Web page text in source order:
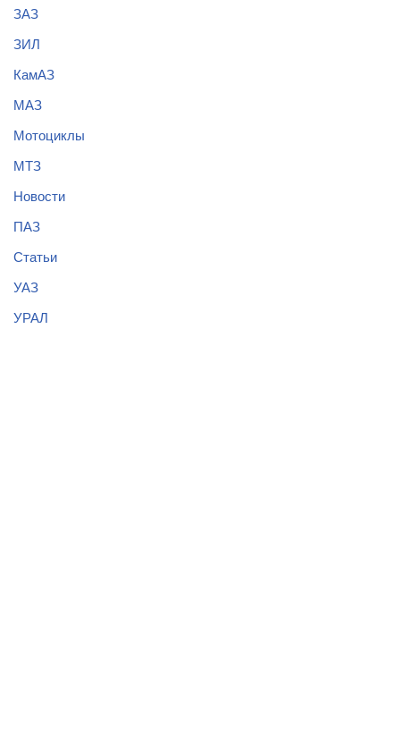
ЗАЗ
ЗИЛ
КамАЗ
МАЗ
Мотоциклы
МТЗ
Новости
ПАЗ
Статьи
УАЗ
УРАЛ